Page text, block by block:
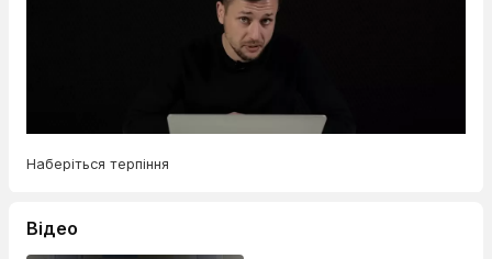
Наберіться терпіння
Відео